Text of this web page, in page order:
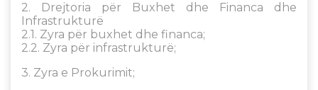
2. Drejtoria për Buxhet dhe Financa dhe
Infrastrukturë
2.1. Zyra për buxhet dhe financa;
2.2. Zyra për infrastrukturë;
3. Zyra e Prokurimit;